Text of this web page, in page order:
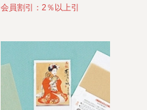
会員割引：2％以上引